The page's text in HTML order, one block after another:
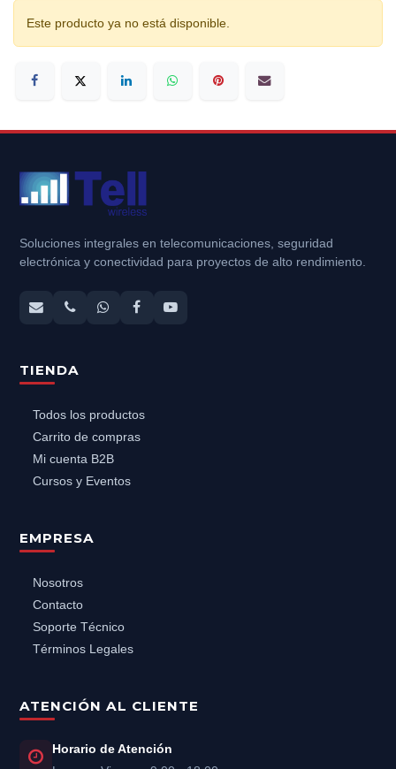
Este producto ya no está disponible.
Soluciones integrales en telecomunicaciones, seguridad
electrónica y conectividad para proyectos de alto rendimiento.
TIENDA
Todos los productos
Carrito de compras
Mi cuenta B2B
Cursos y Eventos
EMPRESA
Nosotros
Contacto
Soporte Técnico
Términos Legales
ATENCIÓN AL CLIENTE
Horario de Atención